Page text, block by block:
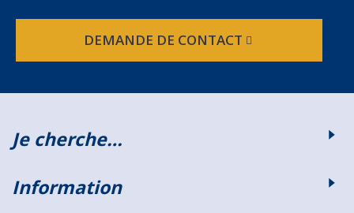
DEMANDE DE CONTACT
Je cherche…
Information